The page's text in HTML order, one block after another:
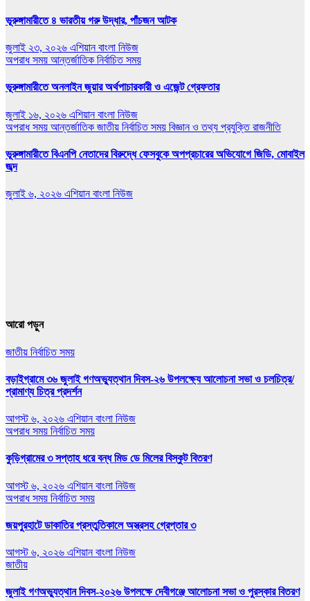
ভূরুঙ্গামারীতে ৪ ভারতীয় গরু উদ্ধার, পাঁচজন আটক
জুলাই ২৩, ২০২৬ এশিয়ান বাংলা নিউজ
অপরাধ সময় আন্তর্জাতিক নির্বাচিত সময়
ভূরুঙ্গামারীতে অনলাইন জুয়ার অর্থপাচারকারী ও এজেন্ট গ্রেফতার
জুলাই ১৬, ২০২৬ এশিয়ান বাংলা নিউজ
অপরাধ সময় আন্তর্জাতিক জাতীয় নির্বাচিত সময় বিজ্ঞান ও তথ্য প্রযুক্তিরাজনীতি
ভূরুঙ্গামারীতে বিএনপি নেতাদের বিরুদ্ধে ফেসবুকে অপপ্রচারের অভিযোগে জিডি, মোবাইল
জব্দ
জুলাই ৬, ২০২৬ এশিয়ান বাংলা নিউজ
আরো পড়ুন
জাতীয় নির্বাচিত সময়
বড়াইগ্রামে ৩৬ জুলাই গণঅভ্যুত্থান দিবস-২৬ উপলক্ষ্যে আলোচনা সভা ও চলচিত্র/
প্রামাণ্য চিত্র প্রদর্শন
আগস্ট ৬, ২০২৬ এশিয়ান বাংলা নিউজ
অপরাধ সময় নির্বাচিত সময়
কুড়িগ্রামের ৩ সপ্তাহ ধরে বন্ধ মিড ডে মিলের বিস্কুট বিতরণ
আগস্ট ৬, ২০২৬ এশিয়ান বাংলা নিউজ
অপরাধ সময় নির্বাচিত সময়
জয়পুরহাটে ডাকাতির প্রস্তুতিকালে অস্ত্রসহ গ্রেপ্তার ৩
আগস্ট ৬, ২০২৬ এশিয়ান বাংলা নিউজ
জাতীয়
জুলাই গণঅভ্যুত্থান দিবস-২০২৬ উপলক্ষে দেবীগঞ্জে আলোচনা সভা ও পুরস্কার বিতরণ